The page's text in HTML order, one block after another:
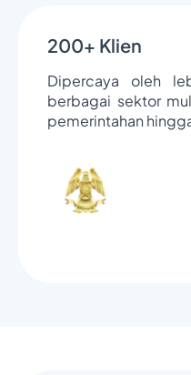
200+ Klien
Dipercaya oleh
berbagai sektor
pemerintahan